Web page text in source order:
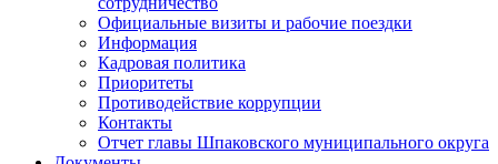
Официальные визиты и рабочие поездки
Информация
Кадровая политика
Приоритеты
Противодействие коррупции
Контакты
Отчет главы Шпаковского муниципального округа